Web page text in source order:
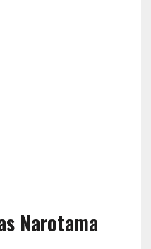
Narotama